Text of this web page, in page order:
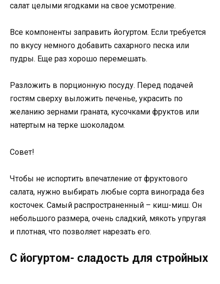
салат целыми ягодками на свое усмотрение.
Все компоненты заправить йогуртом. Если требуется
по вкусу немного добавить сахарного песка или
пудры. Еще раз хорошо перемешать.
Разложить в порционную посуду. Перед подачей
гостям сверху выложить печенье, украсить по
желанию зернами граната, кусочками фруктов или
натертым на терке шоколадом.
Совет!
Чтобы не испортить впечатление от фруктового
салата, нужно выбирать любые сорта винограда без
косточек. Самый распространенный – киш-миш. Он
небольшого размера, очень сладкий, мякоть упругая
и плотная, что позволяет нарезать его.
С йогуртом- сладость для стройных